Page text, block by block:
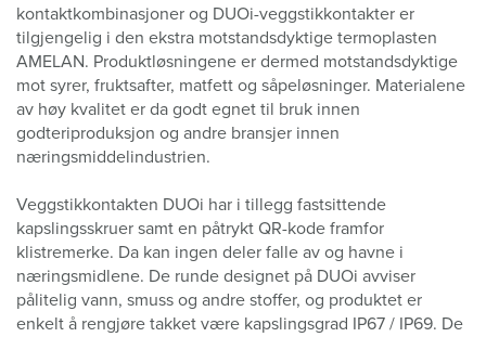
kontaktkombinasjoner og DUOi-veggstikkontakter er
tilgjengelig i den ekstra motstandsdyktige termoplasten
AMELAN. Produktløsningene er dermed motstandsdyktige
mot syrer, fruktsafter, matfett og såpeløsninger. Materialene
av høy kvalitet er da godt egnet til bruk innen
godteriproduksjon og andre bransjer innen
næringsmiddelindustrien.
Veggstikkontakten DUOi har i tillegg fastsittende
kapslingsskruer samt en påtrykt QR-kode framfor
klistremerke. Da kan ingen deler falle av og havne i
næringsmidlene. De runde designet på DUOi avviser
pålitelig vann, smuss og andre stoffer, og produktet er
enkelt å rengjøre takket være kapslingsgrad IP67 / IP69. De